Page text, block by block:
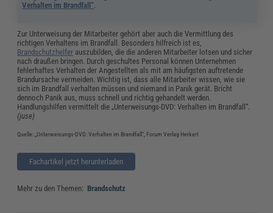
Verhalten im Brandfall“.
Zur Unterweisung der Mitarbeiter gehört aber auch die Vermittlung des
richtigen Verhaltens im Brandfall. Besonders hilfreich ist es,
Brandschutzhelfer auszubilden, die die anderen Mitarbeiter lotsen und sicher
nach draußen bringen. Durch geschultes Personal können Unternehmen
fehlerhaftes Verhalten der Angestellten als mit am häufigsten auftretende
Brandursache vermeiden. Wichtig ist, dass alle Mitarbeiter wissen, wie sie
sich im Brandfall verhalten müssen und niemand in Panik gerät. Bricht
dennoch Panik aus, muss schnell und richtig gehandelt werden.
Handlungshilfen vermittelt die „Unterweisungs-DVD: Verhalten im Brandfall“.
(juse)
Quelle: „Unterweisungs-DVD: Verhalten im Brandfall“, Forum Verlag Herkert
Fachartikel jetzt herunterladen
Mehr zu den Themen: Brandschutz